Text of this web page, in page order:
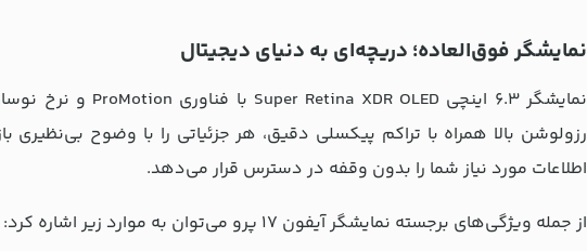
نمایشگر فوق‌العاده؛ دریچه‌ای به دنیای دیجیتال
اطلاعات مورد نیاز شما را بدون وقفه در دسترس قرار می‌دهد.
از جمله ویژگی‌های برجسته نمایشگر آیفون 17 پرو می‌توان به موارد زیر اشاره کرد: